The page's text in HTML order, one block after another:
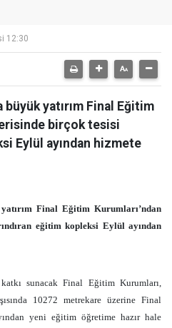
12:30
yatırım Final Eğitim
birçok tesisi
Eylül ayından hizmete
Final Eğitim Kurumları’ndan
eğitim kopleksi Eylül ayından
sunacak Final Eğitim Kurumları,
10272 metrekare üzerine Final
yeni eğitim öğretime hazır hale